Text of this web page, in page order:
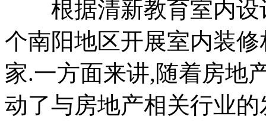
根据清新教育室内设
个南阳地区开展室内装
家.一方面来讲,随着房地
动了与房地产相关行业